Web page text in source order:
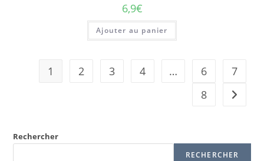
6,9€
Ajouter au panier
1 2 3 4 … 6
7
8
Rechercher
RECHERCHER